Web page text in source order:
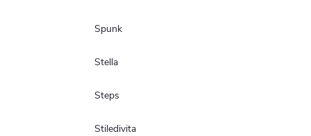
Spunk
Stella
Steps
Stiledivita